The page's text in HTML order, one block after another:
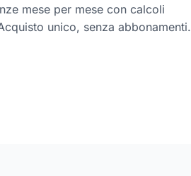
mese per mese con calcoli
unico, senza abbonamenti.